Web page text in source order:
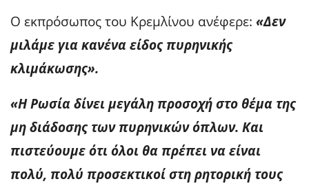
Ο εκπρόσωπος του Κρεμλίνου ανέφερε: «Δεν
μιλάμε για κανένα είδος πυρηνικής
κλιμάκωσης».
«Η Ρωσία δίνει μεγάλη προσοχή στο θέμα της
μη διάδοσης των πυρηνικών όπλων. Και
πιστεύουμε ότι όλοι θα πρέπει να είναι
πολύ, πολύ προσεκτικοί στη ρητορική τους